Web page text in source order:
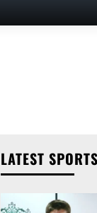
LATEST